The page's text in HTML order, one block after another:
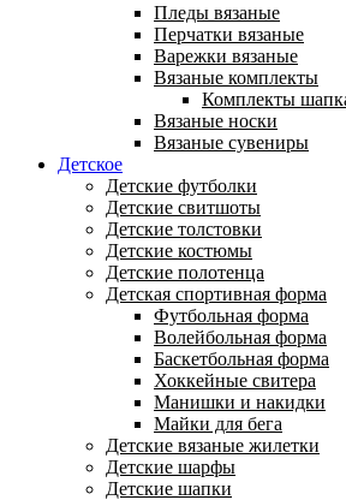
Пледы вязаные
Перчатки вязаные
Варежки вязаные
Вязаные комплекты
Комплекты
Вязаные носки
Вязаные сувениры
Детское
Детские футболки
Детские свитшоты
Детские толстовки
Детские костюмы
Детские полотенца
Детская спортивная форма
Футбольная форма
Волейбольная форма
Баскетбольная форма
Хоккейные свитера
Манишки и накидки
Майки для бега
Детские вязаные жилетки
Детские шарфы
Детские шапки